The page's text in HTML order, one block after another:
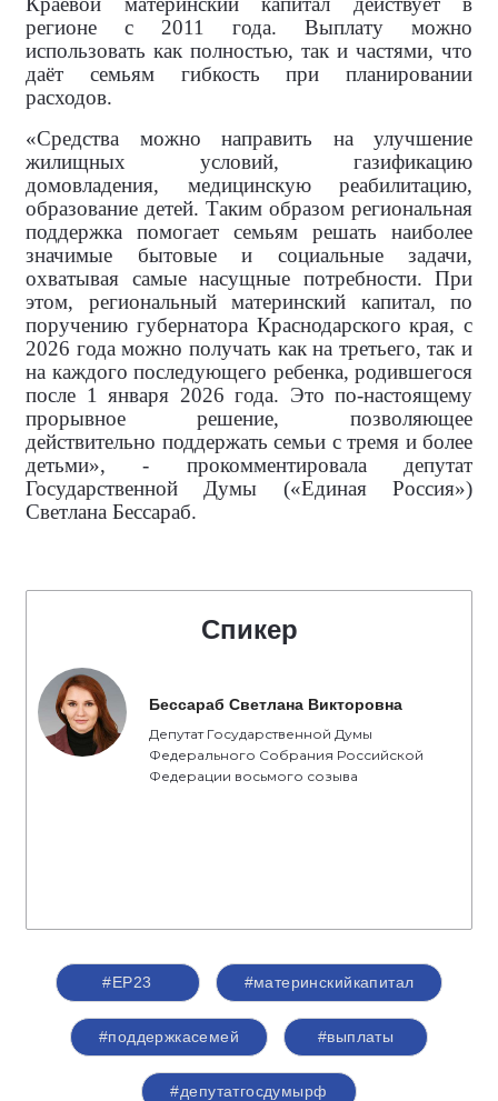
регионе с 2011 года. Выплату можно
использовать как полностью, так и частями, что
даёт семьям гибкость при планировании
расходов.
«Средства можно направить на улучшение
жилищных условий, газификацию
домовладения, медицинскую реабилитацию,
образование детей. Таким образом региональная
поддержка помогает семьям решать наиболее
значимые бытовые и социальные задачи,
охватывая самые насущные потребности. При
этом, региональный материнский капитал, по
поручению губернатора Краснодарского края, с
2026 года можно получать как на третьего, так и
на каждого последующего ребенка, родившегося
после 1 января 2026 года. Это по-настоящему
прорывное решение, позволяющее
действительно поддержать семьи с тремя и более
детьми», - прокомментировала депутат
Государственной Думы («Единая Россия»)
Светлана Бессараб.
Спикер
Бессараб Светлана Викторовна
Депутат Государственной Думы
Федерального Собрания Российской
Федерации восьмого созыва
#ЕР23 #материнскийкапитал
#поддержкасемей #выплаты
#депутатгосдумырф